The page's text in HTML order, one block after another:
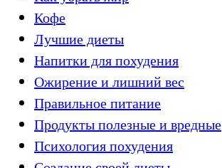
Кофе
Лучшие диеты
Напитки для похудения
Ожирение и лишний вес
Правильное питание
Продукты полезные и вредные
Психология похудения